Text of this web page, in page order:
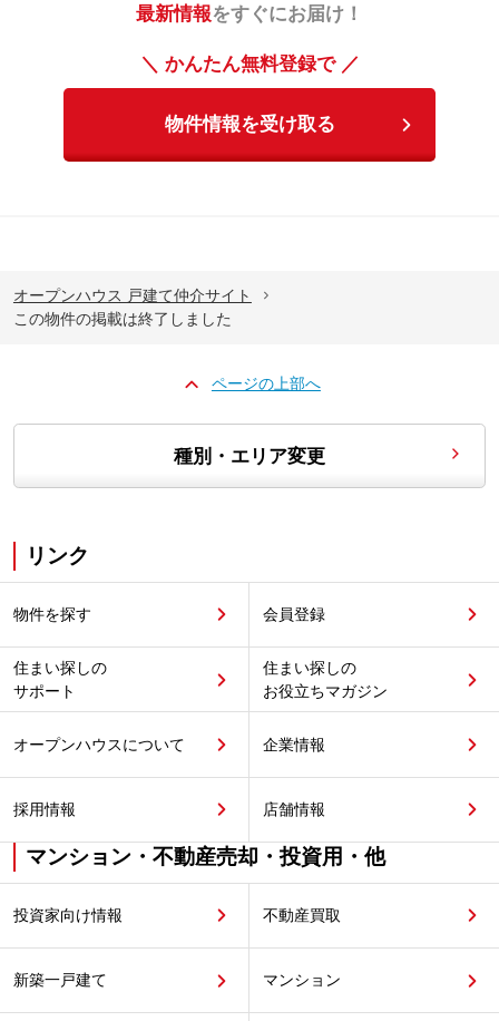
最新情報をすぐにお届け！
＼ かんたん無料登録で ／
物件情報を受け取る
オープンハウス 戸建て仲介サイト
この物件の掲載は終了しました
ページの上部へ
種別・エリア変更
リンク
物件を探す 会員登録
住まい探しの
サポート
住まい探しの
お役立ちマガジン
オープンハウスについて 企業情報
採用情報 店舗情報
マンション・不動産売却・投資用・他
投資家向け情報 不動産買取
新築一戸建て マンション